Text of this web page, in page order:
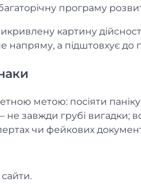
програму
картину
а підштовхує до
метою: посіяти
не завжди грубі вигадки;
чи фейкових